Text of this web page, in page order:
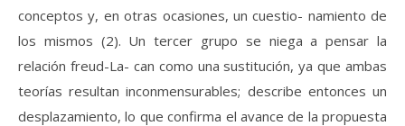
conceptos y, en otras ocasiones, un cuestio- namiento de
los mismos (2). Un tercer grupo se niega a pensar la
relación freud-La- can como una sustitución, ya que ambas
teorías resultan inconmensurables; describe entonces un
desplazamiento, lo que confirma el avance de la propuesta